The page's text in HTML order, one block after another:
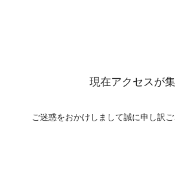
現在アクセスが
ご迷惑をおかけしまして誠に申し訳